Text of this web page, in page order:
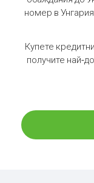
номер в
Купете
получите най-